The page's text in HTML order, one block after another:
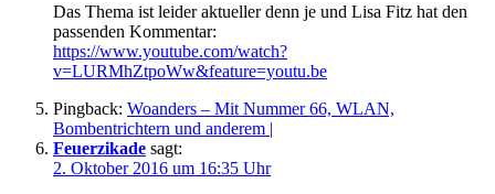
Das Thema ist leider aktueller denn je und Lisa Fitz hat den
passenden Kommentar:
https://www.youtube.com/watch?
v=LURMhZtpoWw&feature=youtu.be
Pingback: Woanders – Mit Nummer 66, WLAN,
Bombentrichtern und anderem |
Feuerzikade sagt:
2. Oktober 2016 um 16:35 Uhr